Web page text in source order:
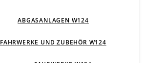
ABGASANLAGEN W124
FAHRWERKE UND ZUBEHÖR W124